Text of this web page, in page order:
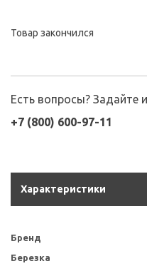
Товар закончился
Есть вопросы? Задайте
+7 (800) 600-97-11
Характеристики
Бренд
Березка